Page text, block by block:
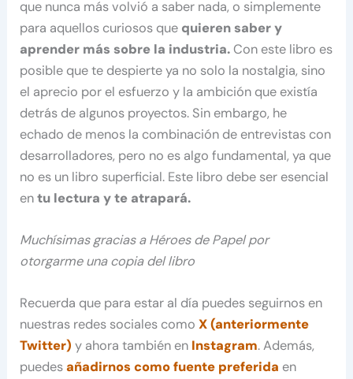
que nunca más volvió a saber nada, o simplemente
para aquellos curiosos que quieren saber y
aprender más sobre la industria.Con este libro es
posible que te despierte ya no solo la nostalgia, sino
el aprecio por el esfuerzo y la ambición que existía
detrás de algunos proyectos. Sin embargo, he
echado de menos la combinación de entrevistas con
desarrolladores, pero no es algo fundamental, ya que
no es un libro superficial. Este libro debe ser esencial
entu lectura y te atrapará.
Muchísimas gracias a Héroes de Papel por
otorgarme una copia del libro
Recuerda que para estar al día puedes seguirnos en
nuestras redes sociales comoX (anteriormente
Twitter) y ahora también en Instagram. Además,
puedesañadirnos como fuente preferida en